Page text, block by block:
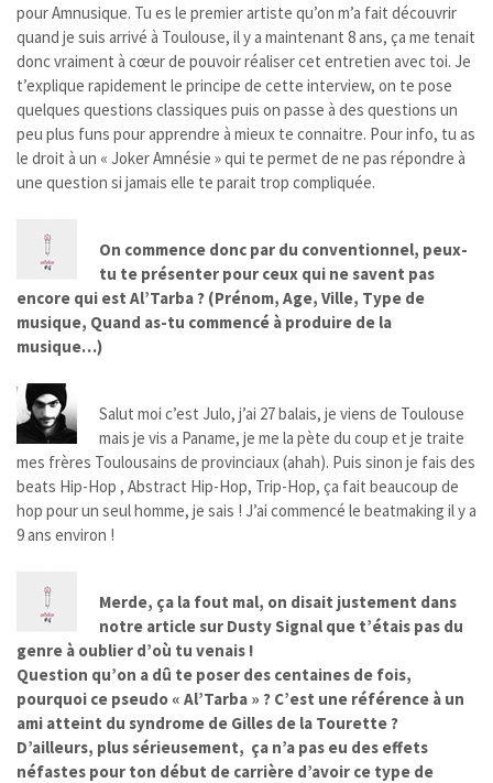
pour Amnusique. Tu es le premier artiste qu’on m’a fait découvrir
quand je suis arrivé à Toulouse, il y a maintenant 8 ans, ça me tenait
donc vraiment à cœur de pouvoir réaliser cet entretien avec toi. Je
t’explique rapidement le principe de cette interview, on te pose
quelques questions classiques puis on passe à des questions un
peu plus funs pour apprendre à mieux te connaitre. Pour info, tu as
le droit à un « Joker Amnésie » qui te permet de ne pas répondre à
une question si jamais elle te parait trop compliquée.
On commence donc par du conventionnel, peux-
tu te présenter pour ceux qui ne savent pas
encore qui est Al’Tarba ? (Prénom, Age, Ville, Type de
musique, Quand as-tu commencé à produire de la
musique…)
Salut moi c’est Julo, j’ai 27 balais, je viens de Toulouse
mais je vis a Paname, je me la pète du coup et je traite
mes frères Toulousains de provinciaux (ahah). Puis sinon je fais des
beats Hip-Hop , Abstract Hip-Hop, Trip-Hop, ça fait beaucoup de
hop pour un seul homme, je sais ! J’ai commencé le beatmaking il y a
9 ans environ !
Merde, ça la fout mal, on disait justement dans
notre article sur Dusty Signal que t’étais pas du
genre à oublier d’où tu venais !
Question qu’on a dû te poser des centaines de fois,
pourquoi ce pseudo « Al’Tarba » ? C’est une référence à un
ami atteint du syndrome de Gilles de la Tourette ?
D’ailleurs, plus sérieusement, ça n’a pas eu des effets
néfastes pour ton début de carrière d’avoir ce type de